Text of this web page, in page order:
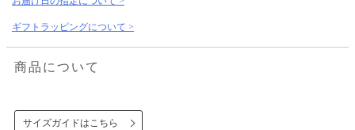
ギフトラッピングについて >
商品について
サイズガイドはこちら